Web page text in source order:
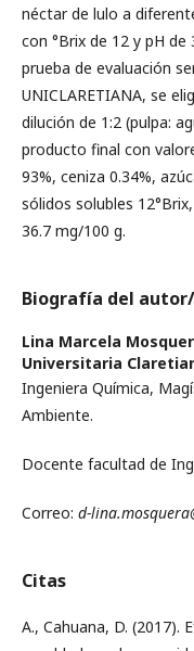
néctar de lulo a
con °Brix de 12 y pH
prueba de evaluación
UNICLARETIANA, se
dilución de 1:2 (pulpa:
producto final con
93%, ceniza 0.34%,
sólidos solubles
36.7 mg/100 g.
Biografía del
Lina Marcela
Universitaria
Ingeniera Química,
Ambiente.
Docente facultad de
Correo: d-
Citas
A., Cahuana, D.